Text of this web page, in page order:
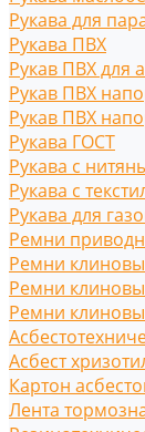
Рукава для
Рукава ПВХ
Рукав ПВХ для
Рукав ПВХ
Рукав ПВХ
Рукава ГОСТ
Рукава с
Рукава с
Рукава для
Ремни
Ремни
Ремни
Ремни
Асбест
Картон
Лента